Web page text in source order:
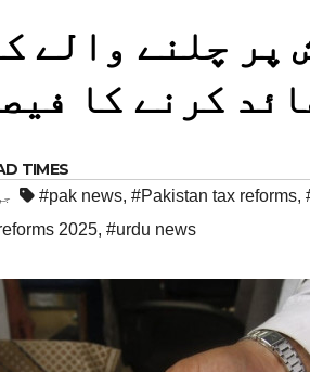
پر چلنے والے
کرنے کا
TIMES
جون #pak news, #Pakistan tax reforms,
2025, #urdu news